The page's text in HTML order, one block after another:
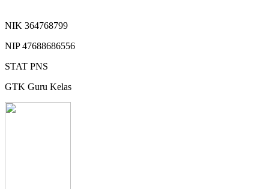
NIK 364768799
NIP47688686556
STAT PNS
GTK Guru Kelas